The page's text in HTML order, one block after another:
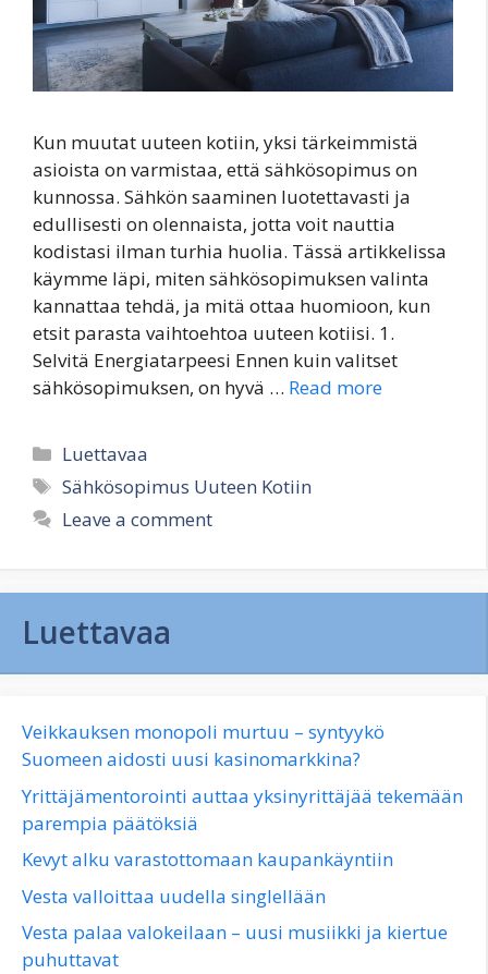
Kun muutat uuteen kotiin, yksi tärkeimmistä
asioista on varmistaa, että sähkösopimus on
kunnossa. Sähkön saaminen luotettavasti ja
edullisesti on olennaista, jotta voit nauttia
kodistasi ilman turhia huolia. Tässä artikkelissa
käymme läpi, miten sähkösopimuksen valinta
kannattaa tehdä, ja mitä ottaa huomioon, kun
etsit parasta vaihtoehtoa uuteen kotiisi. 1.
Selvitä Energiatarpeesi Ennen kuin valitset
sähkösopimuksen, on hyvä … Read more
Categories
Luettavaa
Tags
Sähkösopimus Uuteen Kotiin
Leave a comment
Luettavaa
Veikkauksen monopoli murtuu – syntyykö
Suomeen aidosti uusi kasinomarkkina?
Yrittäjämentorointi auttaa yksinyrittäjää tekemään
parempia päätöksiä
Kevyt alku varastottomaan kaupankäyntiin
Vesta valloittaa uudella singlellään
Vesta palaa valokeilaan – uusi musiikki ja kiertue
puhuttavat